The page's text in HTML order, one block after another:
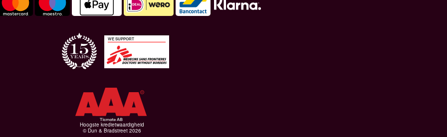
WE SUPPORT
Hoogste kredietwaardigheid
© Dun & Bradstreet 2026